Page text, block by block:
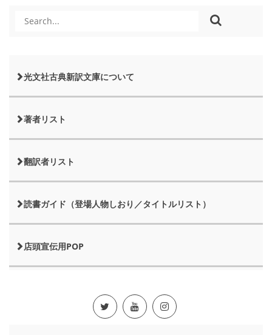
光文社古典新訳文庫について
著者リスト
翻訳者リスト
読書ガイド（登場人物しおり／タイトルリスト）
店頭宣伝用POP